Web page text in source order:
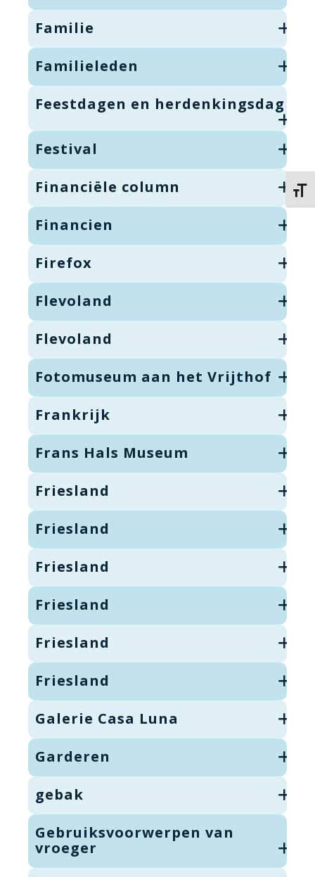
Familie
Familieleden
Feestdagen en herdenkingsdag
Festival
Financiële column
Financien
Firefox
Flevoland
Flevoland
Fotomuseum aan het Vrijthof
Frankrijk
Frans Hals Museum
Friesland
Friesland
Friesland
Friesland
Friesland
Friesland
Galerie Casa Luna
Garderen
gebak
Gebruiksvoorwerpen van
vroeger